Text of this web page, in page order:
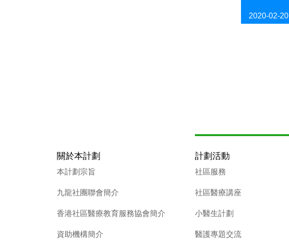
2020-02-20
關於本計劃
本計劃宗旨
九龍社團聯會簡介
香港社區醫療教育服務協會簡介
資助機構簡介
計劃活動
社區服務
社區醫療講座
小醫生計劃
醫護專題交流